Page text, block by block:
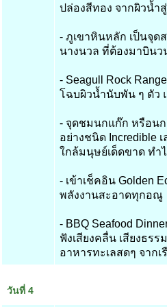
ปล่องสีทอง จากผิวน้ำ
- ภูเขาหินหลัก เป็นจุด
นางนวล ที่ต้องมาบิน
- Seagull Rock
โฉบผิวน้ำนับพัน ๆ ตัว
- จุดชมนกแก๊ก หรือนก
อย่างชนิด Incredible
ใกล้มนุษย์เด็ดขาด ทำ
- เข้าเช็คอิน Golden
พลังงานสะอาดทุกอณู
- BBQ Seafood
ฟังเสียงคลื่น เสียงธร
อาหารทะเลสดๆ จาก
วันที่ 4